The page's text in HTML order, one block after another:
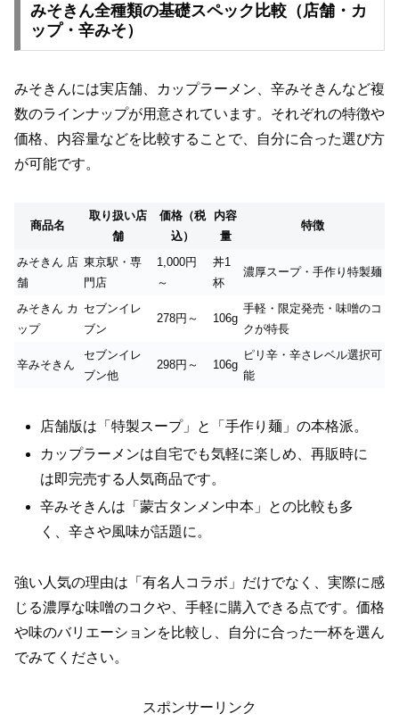
みそきん全種類の基礎スペック比較（店舗・カ
ップ・辛みそ）
みそきんには実店舗、カップラーメン、辛みそきんなど複
数のラインナップが用意されています。それぞれの特徴や
価格、内容量などを比較することで、自分に合った選び方
が可能です。
商品名
取り扱い店
舗
価格（税
込）
内容
量
特徴
みそきん 店
舗
東京駅・専
門店
1,000円
～
丼1
杯
濃厚スープ・手作り特製麺
みそきん カ
ップ
セブンイレ
ブン
278円～ 106g
手軽・限定発売・味噌のコ
クが特長
辛みそきん
セブンイレ
ブン他
298円～ 106g
ピリ辛・辛さレベル選択可
能
店舗版は「特製スープ」と「手作り麺」の本格派。
カップラーメンは自宅でも気軽に楽しめ、再販時に
は即完売する人気商品です。
辛みそきんは「蒙古タンメン中本」との比較も多
く、辛さや風味が話題に。
強い人気の理由は「有名人コラボ」だけでなく、実際に感
じる濃厚な味噌のコクや、手軽に購入できる点です。価格
や味のバリエーションを比較し、自分に合った一杯を選ん
でみてください。
スポンサーリンク